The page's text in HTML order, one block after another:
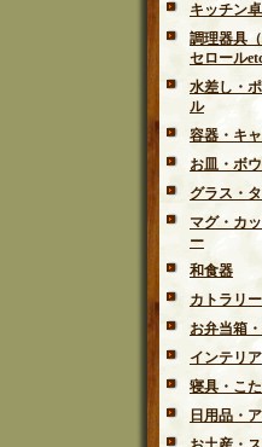
キッチン
調理器具
セロール
水差し・
ル
容器・キ
お皿・ボ
グラス・
マグ・カ
ー
和食器
カトラリ
お弁当箱
インテリア
寝具・こ
日用品・